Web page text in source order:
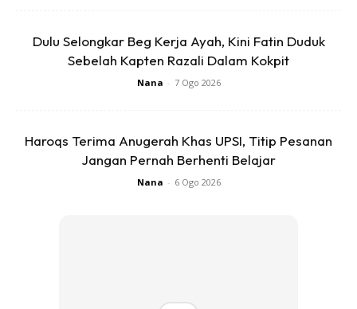
Dulu Selongkar Beg Kerja Ayah, Kini Fatin Duduk
Sebelah Kapten Razali Dalam Kokpit
Nana - 7 Ogo 2026
Haroqs Terima Anugerah Khas UPSI, Titip Pesanan
Jangan Pernah Berhenti Belajar
Nana - 6 Ogo 2026